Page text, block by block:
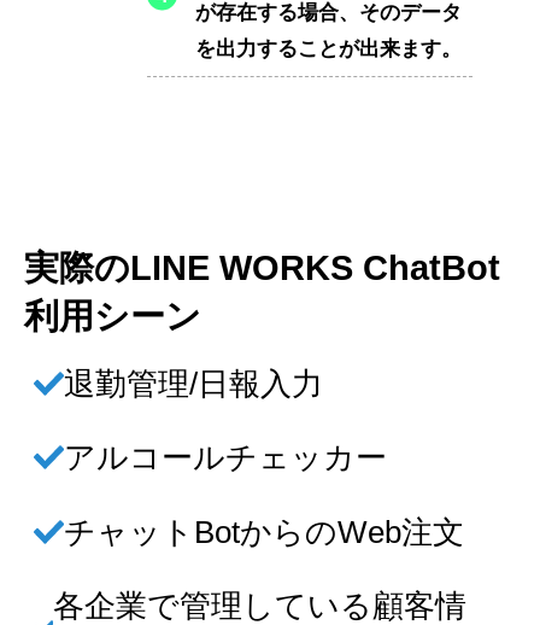
が存在する場合、そのデータ
を出力することが出来ます。
実際のLINE WORKS ChatBot
利用シーン
退勤管理/日報入力
アルコールチェッカー
チャットBotからのWeb注文
各企業で管理している顧客情